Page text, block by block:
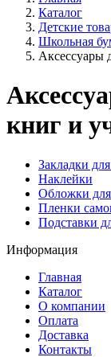
Каталог
Детские
Школьная
Аксессуары
книг и
Закладки
Наклейки
Обложки для
Пленки
Подставки
Информация
Главная
Каталог
О компании
Оплата
Доставка
Контакты